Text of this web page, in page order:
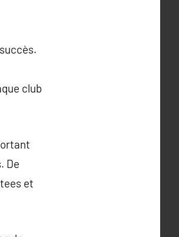
club
De
et